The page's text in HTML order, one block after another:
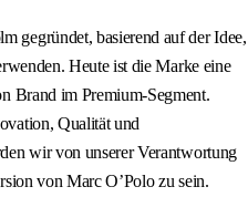
gegründet, basierend auf der Idee,
Heute ist die Marke eine
Brand im Premium-Segment.
Qualität und
wir von unserer Verantwortung
von Marc O’Polo zu sein.